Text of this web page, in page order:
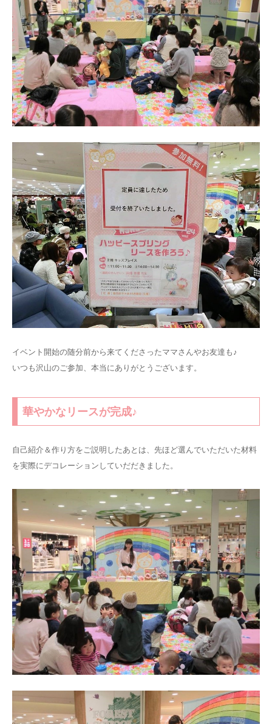
イベント開始の随分前から来てくださったママさんやお友達も♪
いつも沢山のご参加、本当にありがとうございます。
華やかなリースが完成♪
自己紹介＆作り方をご説明したあとは、先ほど選んでいただいた材料
を実際にデコレーションしていだだきました。